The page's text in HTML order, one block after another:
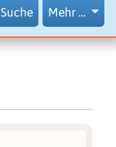
Suche Mehr …